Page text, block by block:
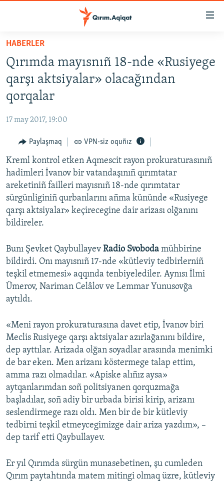
Esas
qaytmaq
Baş
navigatsiyağa
qaytmaq
Qıdıruvğa
qaytmaq
HABERLER
SİYASET
İQTİSADİYAT
MEDENİYET
İNSAN AQLARI
VİDEO
SÜRET
BLOGLAR
FİKİR
Русский
Українською
QOŞULIÑIZ!
RFE/RS bütün saytları
HABERLER
Qırımda mayısnıñ 18-nde «Rusiyege
qarşı aktsiyalar» olacağından
qorqalar
17 may 2017, 19:00
Paylaşmaq VPN-siz oquñız
Kreml kontrol etken Aqmescit rayon prokuraturasınıñ
hadimleri İvanov bir vatandaşınıñ qırımtatar
areketiniñ failleri mayısnıñ 18-nde qırımtatar
sürgünliginiñ qurbanlarını añma kününde «Rusiyege
qarşı aktsiyalar» keçirecegine dair arizası olğanını
bildireler.
Bunı Şevket Qaybullayev Radio Svoboda mühbirine
bildirdi. Onı mayısnıñ 17-nde «kütleviy tedbirlerniñ
teşkil etmemesi» aqqında tenbiyelediler. Aynısı İlmi
Ümerov, Nariman Celâlov ve Lemmar Yunusovğa
aytıldı.
«Meni rayon prokuraturasına davet etip, İvanov biri
Meclis Rusiyege qarşı aktsiyalar azırlağanını bildire,
dep ayttılar. Arizada olğan soyadlar arasında menimki
de bar eken. Men arizanı köstermege talap ettim,
amma razı olmadılar. «Apiske alıñız aysa»
aytqanlarımdan soñ politsiyanen qorquzmağa
başladılar, soñ adiy bir urbada birisi kirip, arizanı
seslendirmege razı oldı. Men bir de bir kütleviy
tedbirni teşkil etmeycegimizge dair ariza yazdım», –
dep tarif etti Qaybullayev.
Er yıl Qırımda sürgün munasebetinen, şu cumleden
Qırım paytahtında matem mitingi olmaq üzre, kütleviy